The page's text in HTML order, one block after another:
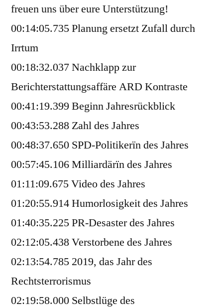
freuen uns über eure Unterstützung!
00:14:05.735 Planung ersetzt Zufall durch
Irrtum
00:18:32.037 Nachklapp zur
Berichterstattungsaffäre ARD Kontraste
00:41:19.399 Beginn Jahresrückblick
00:43:53.288 Zahl des Jahres
00:48:37.650 SPD-Politikerïn des Jahres
00:57:45.106 Milliardärïn des Jahres
01:11:09.675 Video des Jahres
01:20:55.914 Humorlosigkeit des Jahres
01:40:35.225 PR-Desaster des Jahres
02:12:05.438 Verstorbene des Jahres
02:13:54.785 2019, das Jahr des
Rechtsterrorismus
02:19:58.000 Selbstlüge des